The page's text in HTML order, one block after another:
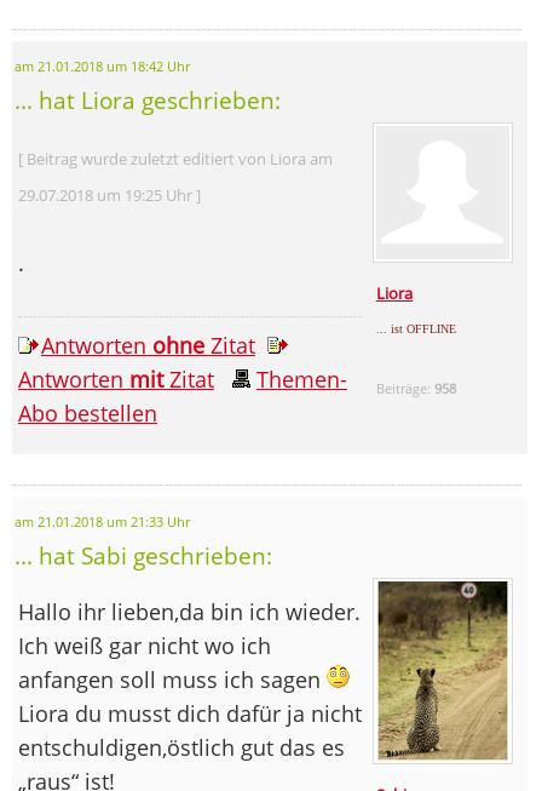
am 21.01.2018 um 18:42 Uhr
... hat Liora geschrieben:
Liora
... ist OFFLINE
Beiträge:958
[ Beitrag wurde zuletzt editiert von Liora am
29.07.2018 um 19:25 Uhr ]
.
Antworten ohne Zitat
Antworten mitZitat
Themen-
Abo bestellen
am 21.01.2018 um 21:33 Uhr
... hat Sabi geschrieben:
Hallo ihr lieben,da bin ich wieder.
Ich weiß gar nicht wo ich
anfangen soll muss ich sagen
Liora du musst dich dafür ja nicht
entschuldigen,östlich gut das es
„raus“ ist!